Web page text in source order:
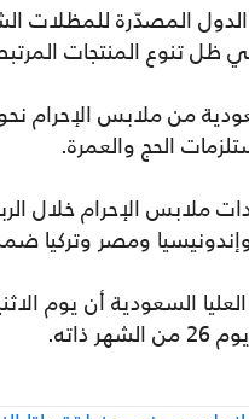
ظل تنوع المنتجات
الحج والعمرة.
ومصر وتركيا